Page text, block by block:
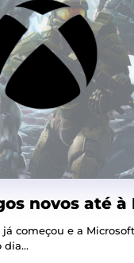
novos até à
começou e a
dia...